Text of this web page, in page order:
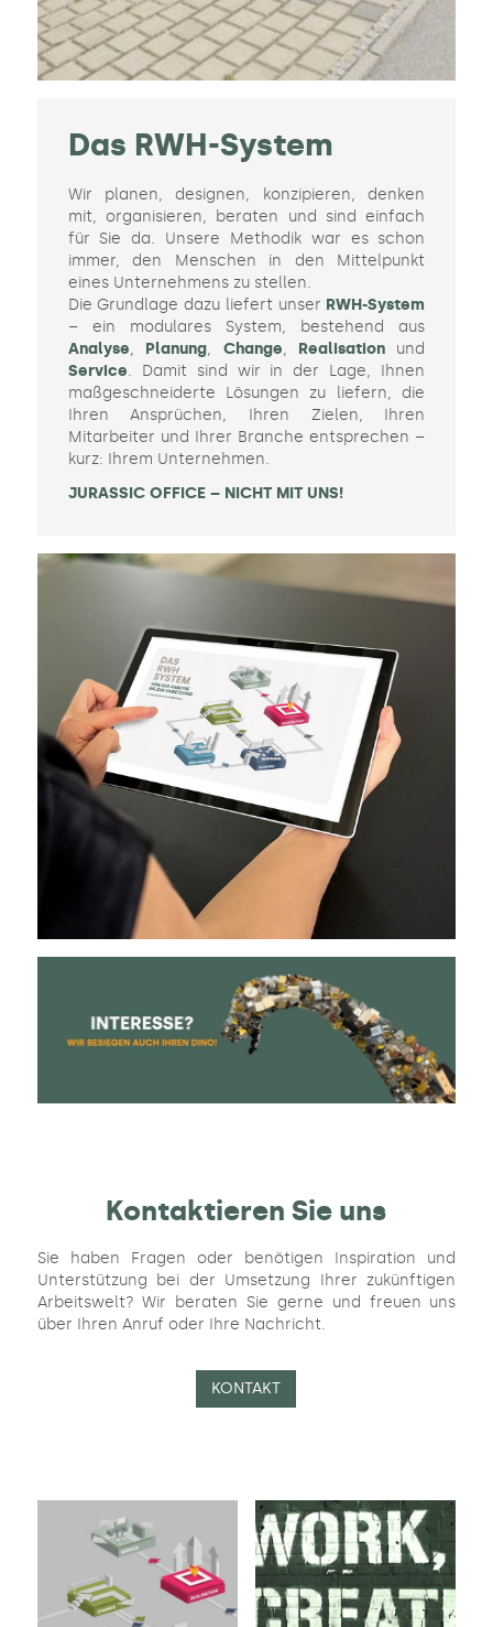
Das RWH-System
Wir planen, designen, konzipieren, denken
mit, organisieren, beraten und sind einfach
für Sie da. Unsere Methodik war es schon
immer, den Menschen in den Mittelpunkt
eines Unternehmens zu stellen.
Die Grundlage dazu liefert unser RWH-System
– ein modulares System, bestehend aus
Analyse, Planung, Change, Realisationund
Service. Damit sind wir in der Lage, Ihnen
maßgeschneiderte Lösungen zu liefern, die
Ihren Ansprüchen, Ihren Zielen, Ihren
Mitarbeiter und Ihrer Branche entsprechen –
kurz: Ihrem Unternehmen.
JURASSIC OFFICE – NICHT MIT UNS!
Kontaktieren Sie uns
Sie haben Fragen oder benötigen Inspiration und
Unterstützung bei der Umsetzung Ihrer zukünftigen
Arbeitswelt? Wir beraten Sie gerne und freuen uns
über Ihren Anruf oder Ihre Nachricht.
KONTAKT